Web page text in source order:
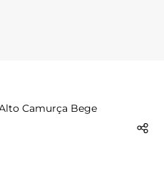
Camurça Bege